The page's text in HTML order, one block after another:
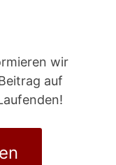
wir
auf